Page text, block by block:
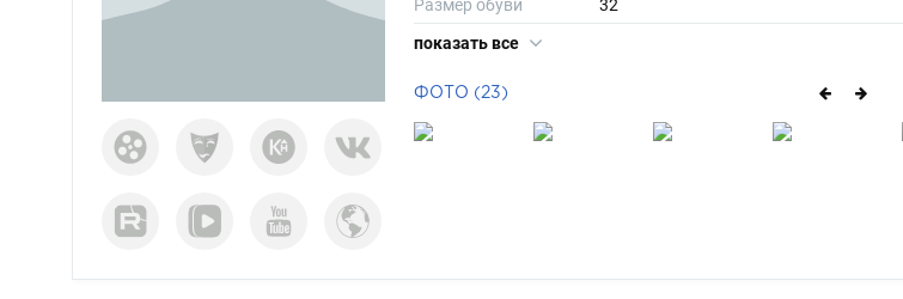
Размер обуви
32
Длина волос
показать все
ФОТО (23)